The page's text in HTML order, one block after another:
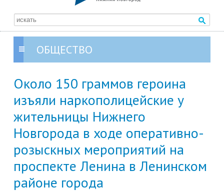
ОБЩЕСТВО
Около 150 граммов героина
изъяли наркополицейские у
жительницы Нижнего
Новгорода в ходе оперативно-
розыскных мероприятий на
проспекте Ленина в Ленинском
районе города